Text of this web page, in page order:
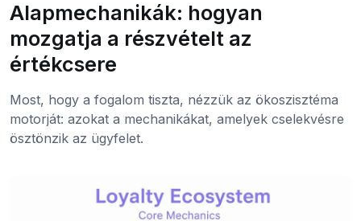
Alapmechanikák: hogyan
mozgatja a részvételt az
értékcsere
Most, hogy a fogalom tiszta, nézzük az ökoszisztéma
motorját: azokat a mechanikákat, amelyek cselekvésre
ösztönzik az ügyfelet.